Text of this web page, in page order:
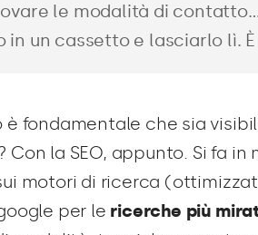
le modalità di
in un cassetto e lasciarlo lì.
è fondamentale che sia
Con la SEO, appunto. Si fa
motori di ricerca
per le ricerche più